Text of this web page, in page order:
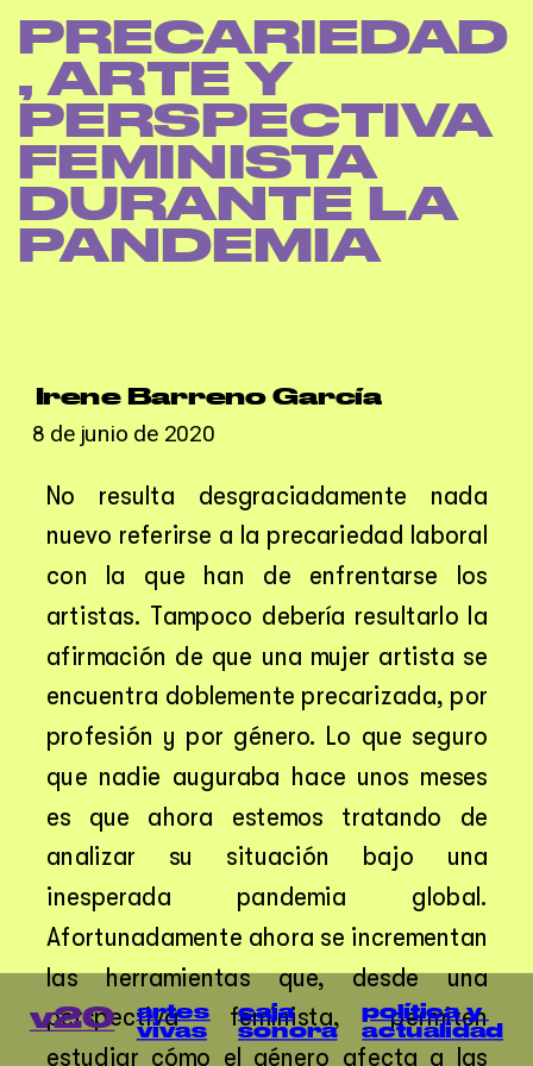
v20
política y
actualidad
caja
sonora
artes
vivas
PRECARIEDAD
, ARTE Y
PERSPECTIVA
FEMINISTA
DURANTE LA
PANDEMIA
Irene Barreno García
8 de junio de 2020
No resulta desgraciadamente nada
nuevo referirse a la precariedad laboral
con la que han de enfrentarse los
artistas. Tampoco debería resultarlo la
afirmación de que una mujer artista se
encuentra doblemente precarizada, por
profesión y por género. Lo que seguro
que nadie auguraba hace unos meses
es que ahora estemos tratando de
analizar su situación bajo una
inesperada pandemia global.
Afortunadamente ahora se incrementan
las herramientas que, desde una
perspectiva feminista, permiten
estudiar cómo el género afecta a las